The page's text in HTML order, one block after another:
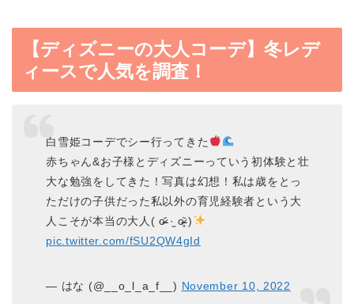
【ディズニーの大人コーデ】冬レデ
ィースで人気を調査！
白雪姫コーデでシー行ってきた
赤ちゃん&お子様とディズニーっていう初体験と壮
大な勉強をしてきた！写真は幻想！私は歳をとっ
ただけの子供だった私以外の育児経験者という大
人こそが本当の大人( o̴̶̷᷄ ·̫ o̴̶̷̥᷅ )
pic.twitter.com/fSU2QW4gId
— はな (@__o_l_a_f__) November 10, 2022